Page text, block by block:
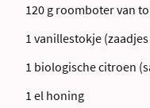
120 g roomboter van
1 vanillestokje
1 biologische citroen
1 el honing